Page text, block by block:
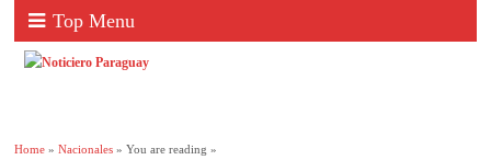
Top Menu
Home »Nacionales » You are reading »